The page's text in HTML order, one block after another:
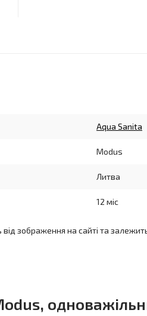
Aqua Sanita
Modus
Литва
12 міс
зображення на сайті та